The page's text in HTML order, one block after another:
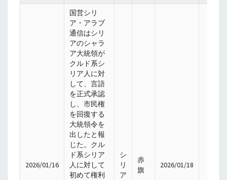
2026/01/16
国営シリ
ア・アラブ
通信はシリ
アのシャラ
ア大統領が
クルド系シ
リア人に対
して、言語
を正式承認
し、市民権
を回復する
大統領令を
出したと報
じた。クル
ド系シリア
人に対して
初めて権利
シ
リ
ア
赤
旗
2026/01/18